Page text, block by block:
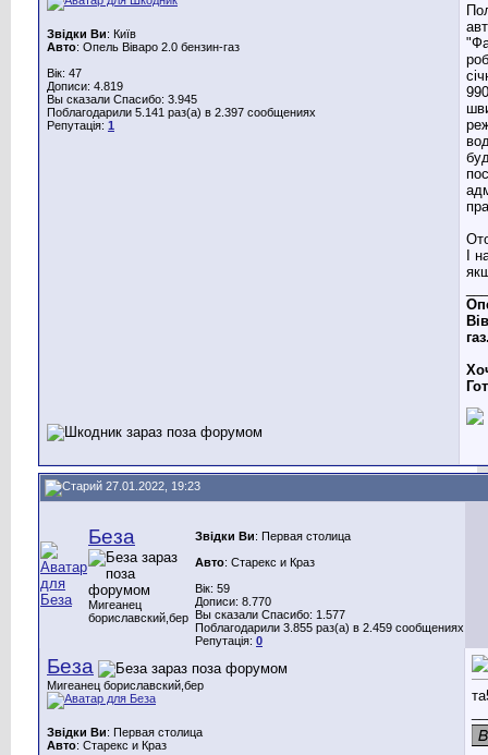
Звідки Ви: Київ
Авто: Опель Віваро 2.0 бензин-газ
Вік: 47
Дописи: 4.819
Вы сказали Спасибо: 3.945
Поблагодарили 5.141 раз(а) в 2.397 сообщениях
Репутація: 1
І
27.01.2022, 19:23
Беза
Мигеанец
бориславский,бер
Звідки Ви: Первая столица
Авто: Старекс и Краз
Вік: 59
Дописи: 8.770
Вы сказали Спасибо: 1.577
Поблагодарили 3.855 раз(а) в 2.459 сообщениях
Репутація: 0
Беза
Мигеанец бориславский,бер
Звідки Ви: Первая столица
Авто: Старекс и Краз